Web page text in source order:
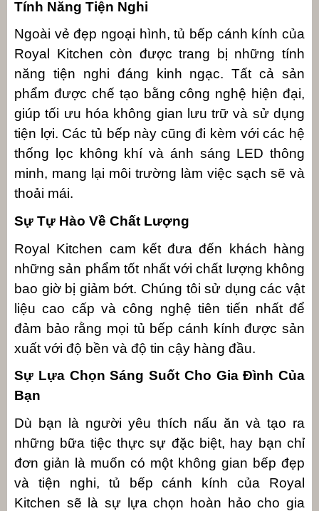
Tính Năng Tiện Nghi
Ngoài vẻ đẹp ngoại hình, tủ bếp cánh kính của
Royal Kitchen còn được trang bị những tính
năng tiện nghi đáng kinh ngạc. Tất cả sản
phẩm được chế tạo bằng công nghệ hiện đại,
giúp tối ưu hóa không gian lưu trữ và sử dụng
tiện lợi. Các tủ bếp này cũng đi kèm với các hệ
thống lọc không khí và ánh sáng LED thông
minh, mang lại môi trường làm việc sạch sẽ và
thoải mái.
Sự Tự Hào Về Chất Lượng
Royal Kitchen cam kết đưa đến khách hàng
những sản phẩm tốt nhất với chất lượng không
bao giờ bị giảm bớt. Chúng tôi sử dụng các vật
liệu cao cấp và công nghệ tiên tiến nhất để
đảm bảo rằng mọi tủ bếp cánh kính được sản
xuất với độ bền và độ tin cậy hàng đầu.
Sự Lựa Chọn Sáng Suốt Cho Gia Đình Của
Bạn
Dù bạn là người yêu thích nấu ăn và tạo ra
những bữa tiệc thực sự đặc biệt, hay bạn chỉ
đơn giản là muốn có một không gian bếp đẹp
và tiện nghi, tủ bếp cánh kính của Royal
Kitchen sẽ là sự lựa chọn hoàn hảo cho gia